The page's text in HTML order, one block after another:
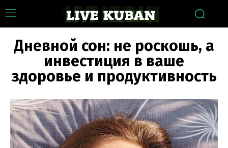
Дневной сон: не роскошь, а
инвестиция в ваше
здоровье и продуктивность